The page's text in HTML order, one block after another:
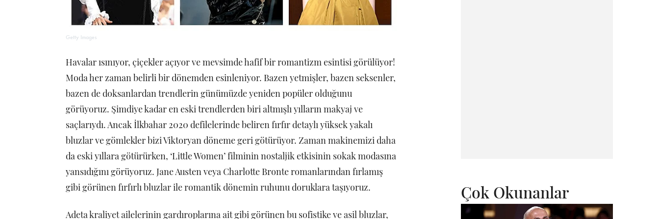
Getty Images
Havalar ısınıyor, çiçekler açıyor ve mevsimde hafif bir romantizm esintisi görülüyor!
Moda her zaman belirli bir dönemden esinleniyor. Bazen yetmişler, bazen seksenler,
bazen de doksanlardan trendlerin günümüzde yeniden popüler olduğunu
görüyoruz. Şimdiye kadar en eski trendlerden biri altmışlı yılların makyaj ve
saçlarıydı. Ancak İlkbahar 2020 defilelerinde beliren fırfır detaylı yüksek yakalı
bluzlar ve gömlekler bizi Viktoryan döneme geri götürüyor. Zaman makinemizi daha
da eski yıllara götürürken, ‘Little Women’ filminin nostaljik etkisinin sokak modasına
yansıdığını görüyoruz. Jane Austen veya Charlotte Bronte romanlarından fırlamış
gibi görünen fırfırlı bluzlar ile romantik dönemin ruhunu doruklara taşıyoruz.
Adeta kraliyet ailelerinin gardıroplarına ait gibi görünen bu sofistike ve asil bluzlar,
Çok Okunanlar